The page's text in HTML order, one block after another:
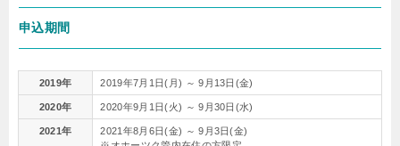
申込期間
2019年 2019年7月1日(月) ～ 9月13日(金)
2020年 2020年9月1日(火) ～ 9月30日(水)
2021年
2021年8月6日(金) ～ 9月3日(金)